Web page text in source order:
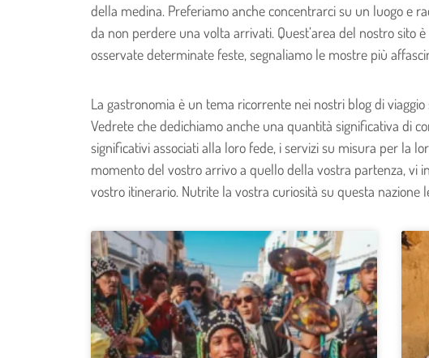
della medina. Preferiamo anche concentrarci su un luogo e
da non perdere una volta arrivati. Quest’area del nostro
osservate determinate feste, segnaliamo le mostre più
La gastronomia è un tema ricorrente nei nostri blog di
Vedrete che dedichiamo anche una quantità significativa di
significativi associati alla loro fede, i servizi su misura per la
momento del vostro arrivo a quello della vostra partenza, vi
vostro itinerario. Nutrite la vostra curiosità su questa nazione